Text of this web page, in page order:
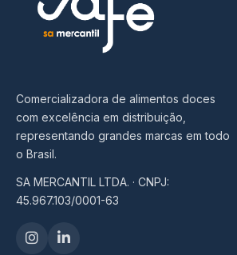
Comercializadora de alimentos doces
com excelência em distribuição,
representando grandes marcas em todo
o Brasil.
SA MERCANTIL LTDA. · CNPJ:
45.967.103/0001-63